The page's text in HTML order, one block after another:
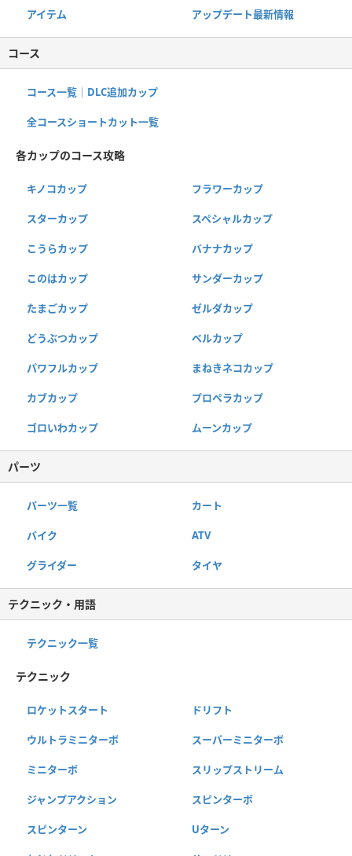
アイテム アップデート最新情報
コース
コース一覧｜DLC追加カップ
全コースショートカット一覧
各カップのコース攻略
キノコカップ フラワーカップ
スターカップ スペシャルカップ
こうらカップ バナナカップ
このはカップ サンダーカップ
たまごカップ ゼルダカップ
どうぶつカップ ベルカップ
パワフルカップ まねきネコカップ
カブカップ プロペラカップ
ゴロいわカップ ムーンカップ
パーツ
パーツ一覧 カート
バイク ATV
グライダー タイヤ
テクニック・用語
テクニック一覧
テクニック
ロケットスタート ドリフト
ウルトラミニターボ スーパーミニターボ
ミニターボ スリップストリーム
ジャンプアクション スピンターボ
スピンターン Uターン